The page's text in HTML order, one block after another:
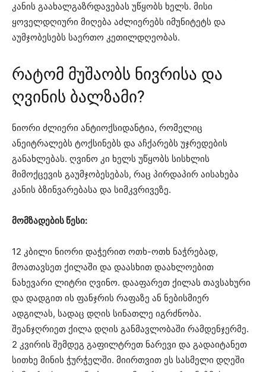
კანის გაახალგაზრდავებას უწყობს ხელს. მისი
ყოველდღიური მიღება აძლიერებს იმუნიტეტს და
აუმჯობესებს საერთო კეთილდღეობას.
რატომ მუშაობს ნივრისა და
ღვინის ბალზამი?
ნიორი ძლიერი ანტიოქსიდანტია, რომელიც
ანეიტრალებს ტოქსინებს და აჩქარებს უჯრედების
განახლებას. ღვინო კი ხელს უწყობს სისხლის
მიმოქცევის გაუმჯობესებას, რაც პირდაპირ აისახება
კანის ბზინვარებასა და სიმკვრივეზე.
მომზადების წესი:
12 კბილი ნიორი დაჭერით ოთხ-ოთხ ნაჭრებად,
მოათავსეთ ქილაში და დაასხით დაახლოებით
ნახევარი ლიტრი ღვინო. დააფარეთ ქილას თავსახური
და დადგით ის ფანჯრის რაფაზე ან ნებისმიერ
ადგილას, სადაც დღის სინათლე იგრძნობა.
შეანჯღრიეთ ქილა დღის განმავლობაში რამდენჯერმე.
2 კვირის შემდეგ გაფილტრეთ ნარევი და გადაიტანეთ
სითხე მინის ჭურჭელში. მიირთვით ეს სასმელი დღეში